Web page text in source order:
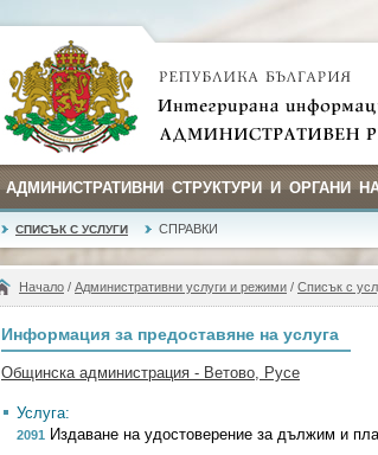
АДМИНИСТРАТИВНИ СТРУКТУРИ И ОРГАНИ
СПИСЪК С УСЛУГИ СПРАВКИ
Начало / Административни услуги и режими / Списък с
Информация за предоставяне на услуга
Общинска администрация - Ветово, Русе
Услуга:
2091 Издаване на удостоверение за дължим и